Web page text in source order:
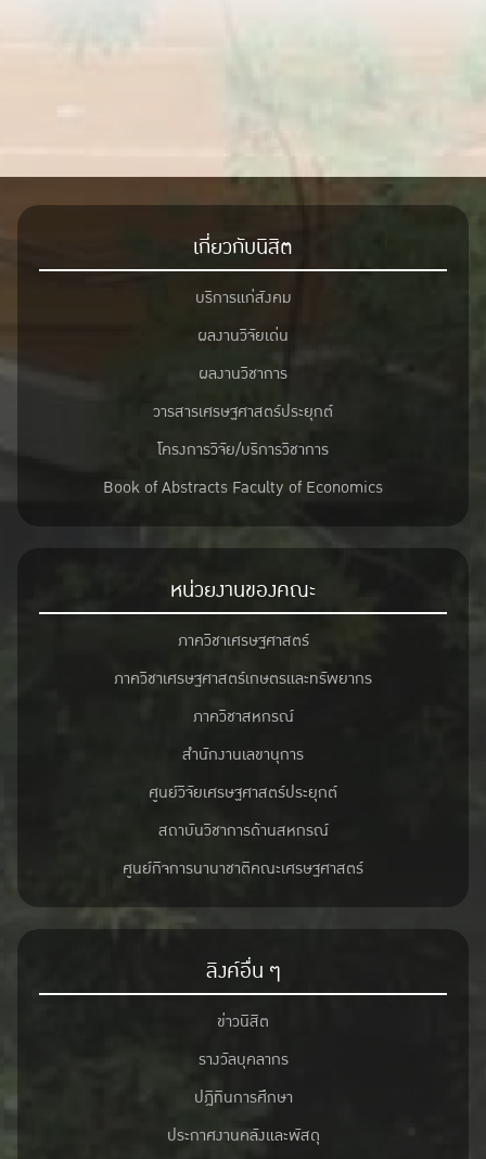
เกี่ยวกับนิสิต
บริการแก่สังคม
ผลงานวิจัยเด่น
ผลงานวิชาการ
วารสารเศรษฐศาสตร์ประยุกต์
โครงการวิจัย/บริการวิชาการ
Book of Abstracts Faculty of Economics
หน่วยงานของคณะ
ภาควิชาเศรษฐศาสตร์
ภาควิชาเศรษฐศาสตร์เกษตรและทรัพยากร
ภาควิชาสหกรณ์
สำนักงานเลขานุการ
ศูนย์วิจัยเศรษฐศาสตร์ประยุกต์
สถาบันวิชาการด้านสหกรณ์
ศูนย์กิจการนานาชาติคณะเศรษฐศาสตร์
ลิงค์อื่น ๆ
ข่าวนิสิต
รางวัลบุคลากร
ปฎิทินการศึกษา
ประกาศงานคลังและพัสดุ